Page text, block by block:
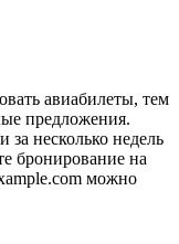
авиабилеты, тем
предложения.
несколько недель
бронирование на
можно